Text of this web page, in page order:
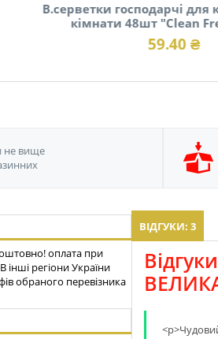
господарчі для кухні та ванної
48шт "Clean Fresh" (1/16)
не вище
оплата при
інші регіони України
обраного перевізника
ВІДГУКИ: 3